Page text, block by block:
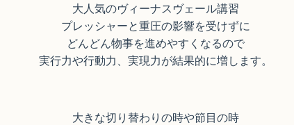
大人気のヴィーナスヴェール講習
プレッシャーと重圧の影響を受けずに
どんどん物事を進めやすくなるので
実行力や行動力、実現力が結果的に増します。
大きな切り替わりの時や節目の時